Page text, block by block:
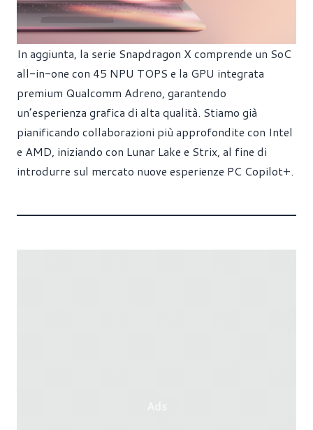
In aggiunta, la serie Snapdragon X comprende un SoC
all-in-one con 45 NPU TOPS e la GPU integrata
premium Qualcomm Adreno, garantendo
un’esperienza grafica di alta qualità. Stiamo già
pianificando collaborazioni più approfondite con Intel
e AMD, iniziando con Lunar Lake e Strix, al fine di
introdurre sul mercato nuove esperienze PC Copilot+.